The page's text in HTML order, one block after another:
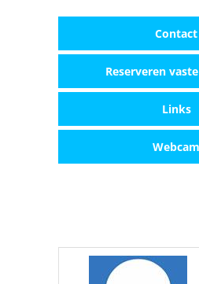
Contact
Reserveren
Links
Webcam